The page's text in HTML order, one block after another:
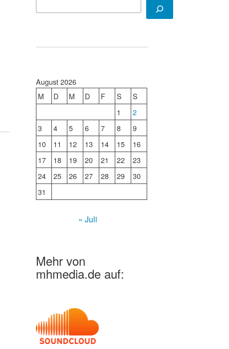
August 2026
M
D M D F S
S
1
2
3
4 5 6 7 8
9
10
11 12 13 14 15
16
17
18 19 20 21 22
23
24
25 26 27 28 29
30
31
« Juli
Mehr von
mhmedia.de auf: